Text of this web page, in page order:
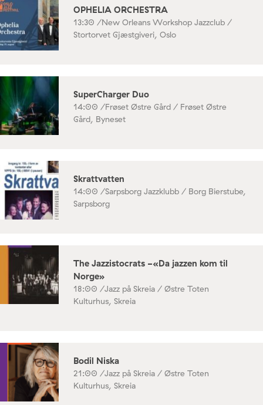
OPHELIA ORCHESTRA
13:30 /New Orleans Workshop Jazzclub /
Stortorvet Gjæstgiveri, Oslo
SuperCharger Duo
14:00 /Frøset Østre Gård / Frøset Østre
Gård, Byneset
Skrattvatten
14:00 /Sarpsborg Jazzklubb / Borg Bierstube,
Sarpsborg
The Jazzistocrats -«Da jazzen kom til
Norge»
18:00 /Jazz på Skreia / Østre Toten
Kulturhus, Skreia
Bodil Niska
21:00 /Jazz på Skreia / Østre Toten
Kulturhus, Skreia